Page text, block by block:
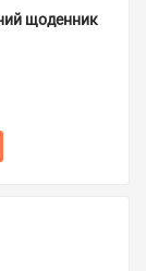
щоденник